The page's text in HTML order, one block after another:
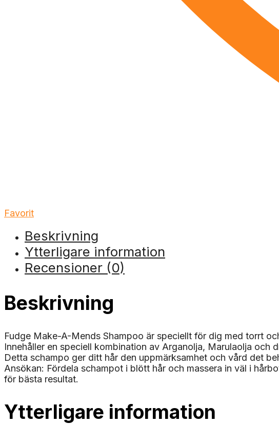
Favorit
Beskrivning
Ytterligare information
Recensioner (0)
Beskrivning
Fudge Make-A-Mends Shampoo är speciellt för dig med torrt
Innehåller en speciell kombination av Arganolja, Marulaolja
Detta schampo ger ditt hår den uppmärksamhet och vård det
Ansökan: Fördela schampot i blött hår och massera in väl i
för bästa resultat.
Ytterligare information